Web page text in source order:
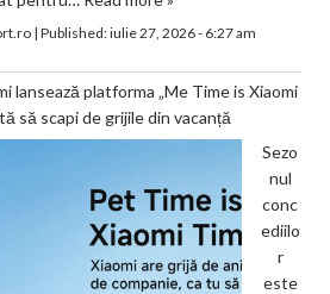
| Published:iulie 27, 2026 - 6:27 am
lansează platforma „Me Time is Xiaomi
să scapi de grijile din vacanță
Sezo
nul
conc
ediilo
r
este